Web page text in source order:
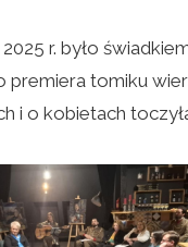
r. było
premiera tomiku
i o kobietach